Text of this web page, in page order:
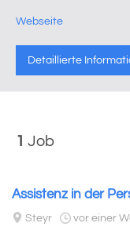
Webseite
Detaillierte
1 Job
Assistenz in der
Steyr vor einer